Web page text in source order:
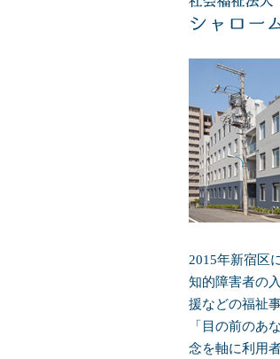
2015年新宿区
知的障害者の
援などの福祉
「目の前のあ
念を軸に利用